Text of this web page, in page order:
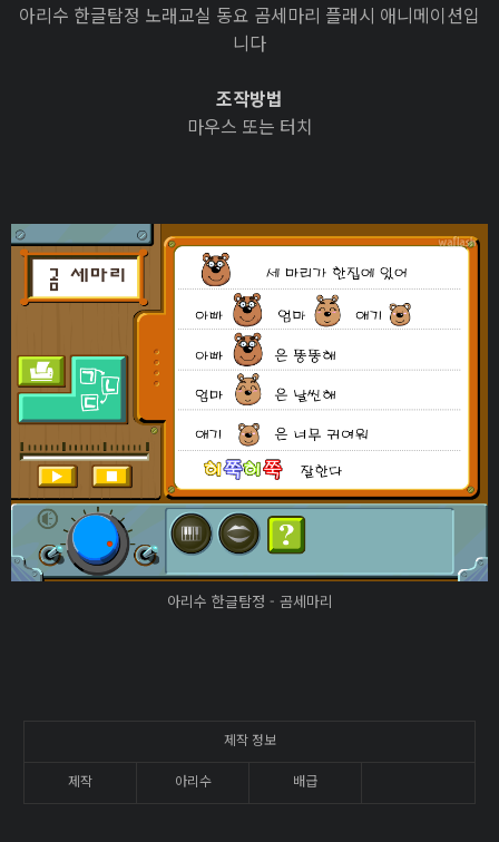
아리수 한글탐정 노래교실 동요 곰세마리 플래시 애니메이션입
니다
조작방법
마우스 또는 터치
아리수 한글탐정 - 곰세마리
제작 정보
제작 아리수 배급